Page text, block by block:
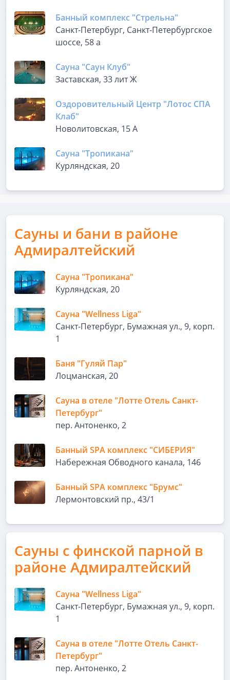
Банный комплекс "Стрельна"
Санкт-Петербург, Санкт-Петербургское
шоссе, 58 а
Сауна "Саун Клуб"
Заставская, 33 лит Ж
Оздоровительный Центр "Лотос СПА
Клаб"
Новолитовская, 15 А
Сауна "Тропикана"
Курляндская, 20
Сауны и бани в районе
Адмиралтейский
Сауна "Тропикана"
Курляндская, 20
Сауна "Wellness Liga"
Санкт-Петербург, Бумажная ул., 9, корп.
1
Баня "Гуляй Пар"
Лоцманская, 20
Сауна в отеле "Лотте Отель Санкт-
Петербург"
пер. Антоненко, 2
Банный SPA комплекс "СИБЕРИЯ"
Набережная Обводного канала, 146
Банный SPA комплекс "Брумс"
Лермонтовский пр., 43/1
Сауны с финской парной в
районе Адмиралтейский
Сауна "Wellness Liga"
Санкт-Петербург, Бумажная ул., 9, корп.
1
Сауна в отеле "Лотте Отель Санкт-
Петербург"
пер. Антоненко, 2